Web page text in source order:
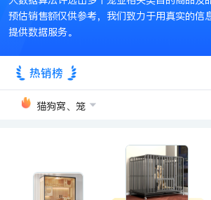
预估销售额仅供参考，我们致力于用真实的信
提供数据服务。
热销榜
猫狗窝、笼